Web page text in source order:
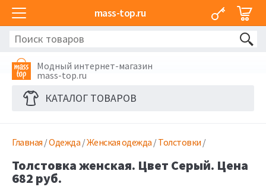
mass-top.ru
Модный интернет-магазин
mass-top.ru
КАТАЛОГ ТОВАРОВ
Главная /Одежда /Женская одежда /Толстовки /
Толстовка женская. Цвет Серый. Цена
682 руб.